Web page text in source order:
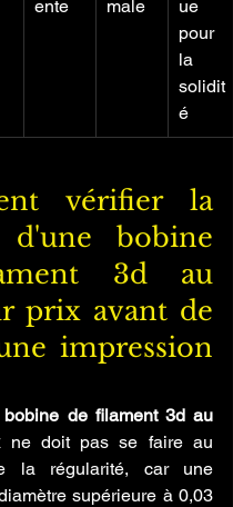
ente
male
ue
pour
la
solidit
é
vérifier la
d'une bobine
3d au
prix avant de
impression
bobine de filament 3d au
ne doit pas se faire au
la régularité, car une
supérieure à 0,03